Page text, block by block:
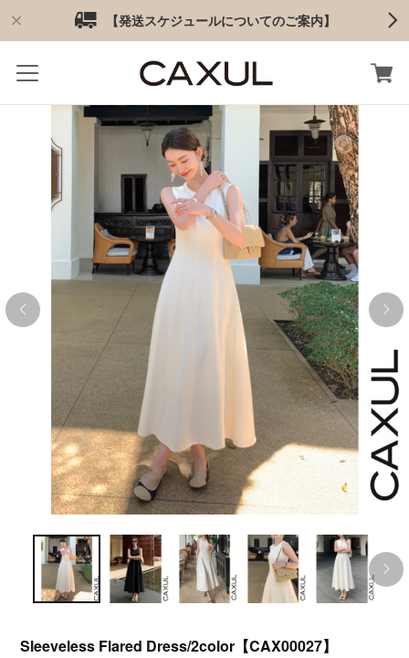
【発送スケジュールについてのご案内】
Sleeveless Flared Dress/2color【CAX00027】